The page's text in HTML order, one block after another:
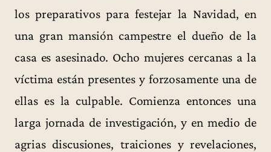
los preparativos para festejar la Navidad, en
una gran mansión campestre el dueño de la
casa es asesinado. Ocho mujeres cercanas a la
víctima están presentes y forzosamente una de
ellas es la culpable. Comienza entonces una
larga jornada de investigación, y en medio de
agrias discusiones, traiciones y revelaciones,